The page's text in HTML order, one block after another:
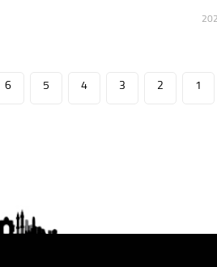
1
2
3
4
5
6